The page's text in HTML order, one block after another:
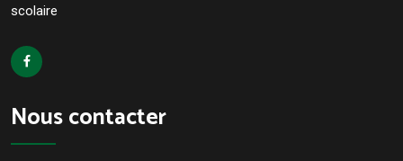
scolaire
Nous contacter